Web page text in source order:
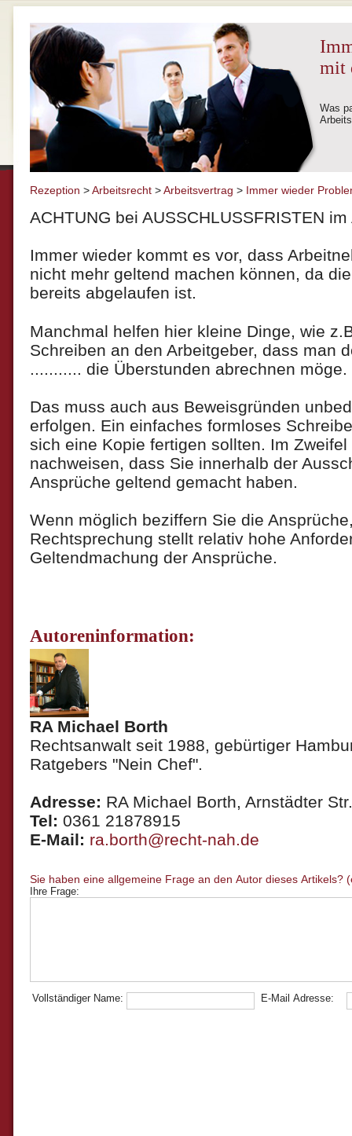
mit
Was
Rezeption >Arbeitsrecht>Arbeitsvertrag > Immer wieder
ACHTUNG bei AUSSCHLUSSFRISTEN
Immer wieder kommt es vor, dass
nicht mehr geltend machen können, da
bereits abgelaufen ist.
Manchmal helfen hier kleine Dinge, wie
Schreiben an den Arbeitgeber, dass man
........... die Überstunden abrechnen möge.
Das muss auch aus Beweisgründen
erfolgen. Ein einfaches formloses
sich eine Kopie fertigen sollten. Im
nachweisen, dass Sie innerhalb der
Ansprüche geltend gemacht haben.
Wenn möglich beziffern Sie die
Rechtsprechung stellt relativ hohe
Geltendmachung der Ansprüche.
Autoreninformation:
RA Michael Borth
Rechtsanwalt seit 1988, gebürtiger
Ratgebers "Nein Chef".
Adresse: RA Michael Borth, Arnstädter
Tel: 0361 21878915
E-Mail: ra.borth@recht-nah.de
Ihre Frage:
Vollständiger Name: E-Mail Adresse: